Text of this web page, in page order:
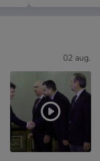
02 aug.